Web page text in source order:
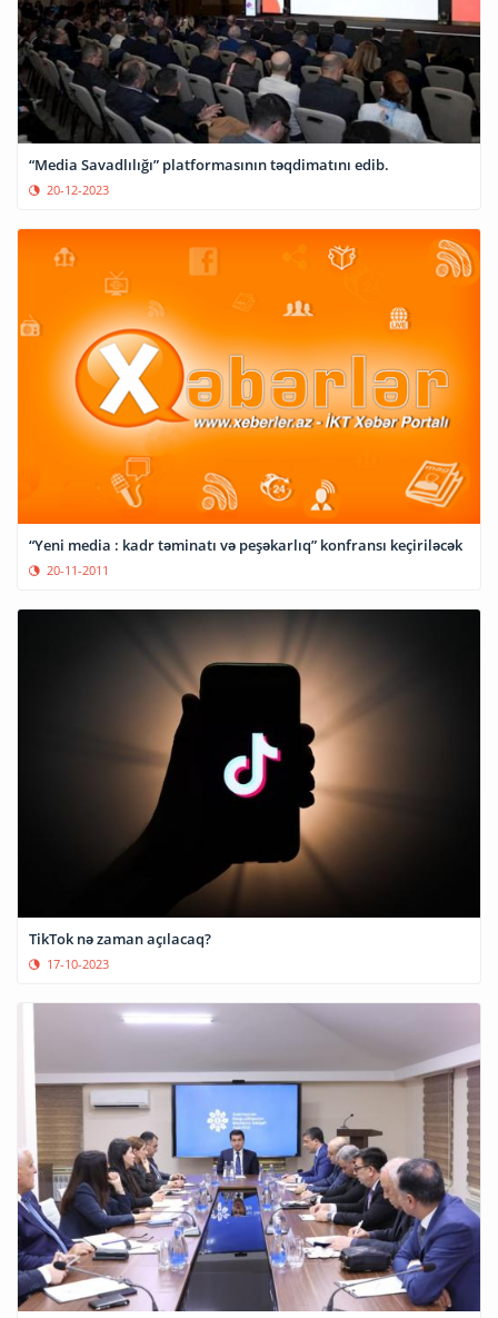
“Media Savadlılığı” platformasının təqdimatını edib.
20-12-2023
“Yeni media : kadr təminatı və peşəkarlıq” konfransı keçiriləcək
20-11-2011
TikTok nə zaman açılacaq?
17-10-2023